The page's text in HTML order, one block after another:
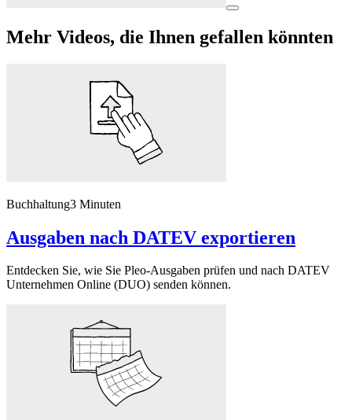
Mehr Videos, die Ihnen gefallen könnten
Buchhaltung3 Minuten
Ausgaben nach DATEV exportieren
Entdecken Sie, wie Sie Pleo-Ausgaben prüfen und nach DATEV
Unternehmen Online (DUO) senden können.